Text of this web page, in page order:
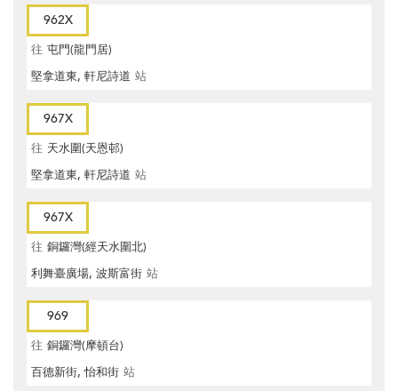
962X
往 屯門(龍門居)
堅拿道東, 軒尼詩道 站
967X
往 天水圍(天恩邨)
堅拿道東, 軒尼詩道 站
967X
往 銅鑼灣(經天水圍北)
利舞臺廣場, 波斯富街 站
969
往 銅鑼灣(摩頓台)
百德新街, 怡和街 站